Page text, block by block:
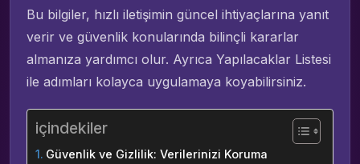
Bu bilgiler, hızlı iletişimin güncel ihtiyaçlarına yanıt
verir ve güvenlik konularında bilinçli kararlar
almanıza yardımcı olur. Ayrıca Yapılacaklar Listesi
ile adımları kolayca uygulamaya koyabilirsiniz.
içindekiler
Güvenlik ve Gizlilik: Verilerinizi Koruma